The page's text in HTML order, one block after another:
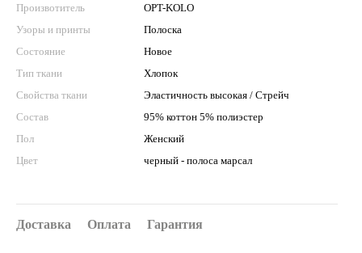
Произвотитель
OPT-KOLO
Узоры и принты
Полоска
Состояние
Новое
Тип ткани
Хлопок
Свойства ткани
Эластичность высокая / Стрейч
Состав
95% коттон 5% полиэстер
Пол
Женский
Цвет
черный - полоса марсал
Доставка Оплата Гарантия